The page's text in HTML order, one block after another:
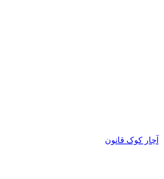
آچار کوک قانون